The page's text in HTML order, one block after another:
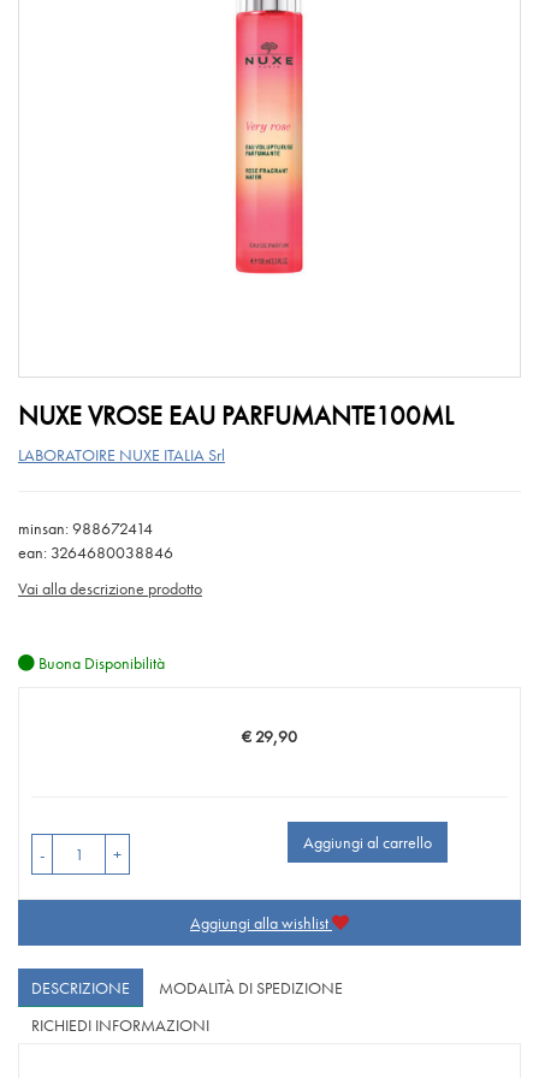
NUXE VROSE EAU PARFUMANTE100ML
LABORATOIRE NUXE ITALIA Srl
minsan: 988672414
ean: 3264680038846
Vai alla descrizione prodotto
Buona Disponibilità
Prezzo
€ 29,90
- +
Aggiungi al carrello
Aggiungi alla wishlist
DESCRIZIONE
MODALITÀ DI SPEDIZIONE
RICHIEDI INFORMAZIONI